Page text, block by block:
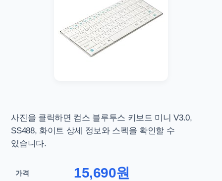
사진을 클릭하면 컴스 블루투스 키보드 미니 V3.0,
SS488, 화이트 상세 정보와 스펙을 확인할 수
있습니다.
가격 15,690원